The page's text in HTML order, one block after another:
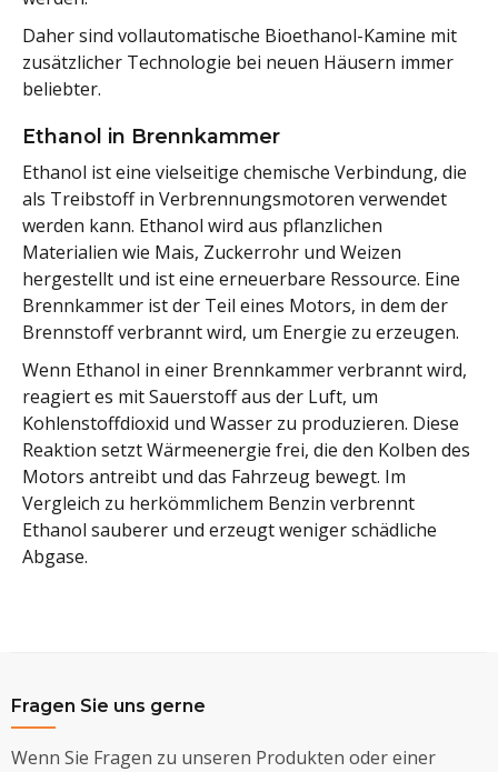
Daher sind vollautomatische Bioethanol-Kamine mit
zusätzlicher Technologie bei neuen Häusern immer
beliebter.
Ethanol in Brennkammer
Ethanol ist eine vielseitige chemische Verbindung, die
als Treibstoff in Verbrennungsmotoren verwendet
werden kann. Ethanol wird aus pflanzlichen
Materialien wie Mais, Zuckerrohr und Weizen
hergestellt und ist eine erneuerbare Ressource. Eine
Brennkammer ist der Teil eines Motors, in dem der
Brennstoff verbrannt wird, um Energie zu erzeugen.
Wenn Ethanol in einer Brennkammer verbrannt wird,
reagiert es mit Sauerstoff aus der Luft, um
Kohlenstoffdioxid und Wasser zu produzieren. Diese
Reaktion setzt Wärmeenergie frei, die den Kolben des
Motors antreibt und das Fahrzeug bewegt. Im
Vergleich zu herkömmlichem Benzin verbrennt
Ethanol sauberer und erzeugt weniger schädliche
Abgase.
Fragen Sie uns gerne
Wenn Sie Fragen zu unseren Produkten oder einer